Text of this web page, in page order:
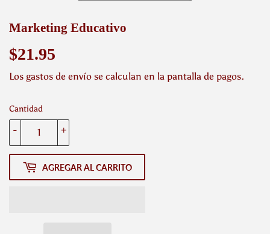
Marketing Educativo
$21.95
Los gastos de envío se calculan en la pantalla de pagos.
Cantidad
+
-
AGREGAR AL CARRITO